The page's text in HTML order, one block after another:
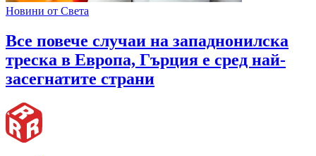
Новини от Света
Все повече случаи на западнонилска
треска в Европа, Гърция е сред най-
засегнатите страни